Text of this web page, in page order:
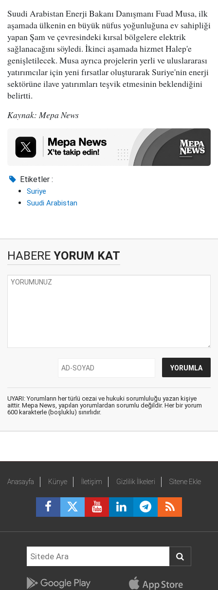
Suudi Arabistan Enerji Bakanı Danışmanı Fuad Musa, ilk
aşamada ülkenin en büyük nüfus yoğunluğuna ev sahipliği
yapan Şam ve çevresindeki kırsal bölgelere elektrik
sağlanacağını söyledi. İkinci aşamada hizmet Halep'e
genişletilecek. Musa ayrıca projelerin yerli ve uluslararası
yatırımcılar için yeni fırsatlar oluşturarak Suriye'nin enerji
sektörüne ilave yatırımları teşvik etmesinin beklendiğini
belirtti.
Kaynak: Mepa News
Etiketler :
Suriye
Suudi Arabistan
HABERE YORUM KAT
UYARI: Yorumların her türlü cezai ve hukuki sorumluluğu yazan kişiye
aittir. Mepa News, yapılan yorumlardan sorumlu değildir. Her bir yorum
600 karakterle (boşluklu) sınırlıdır.
Anasayfa Künye İletişim Gizlilik İlkeleri Sitene Ekle